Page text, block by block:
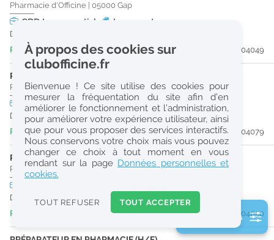
Réinitialiser
2
0
k
Consulter les offres de la France d'outre-mer
Pharmacie d'Officine 05000 Gap
CDD temps partiel Logement
Du 24/08/26 au 28/08/26
Publiée il y a 7 jour(s)
#204049
PHARMACIEN (H/F)
Pharmacie d'Officine|05000 Gap
CDD temps plein
Du 14/10/26 au 14/03/27
Publiée il y a 7 jour(s)
#204079
PHARMACIEN (H/F)
Pharmacie d'Officine 05000 Gap
Du 16/09/26 au 17/09/26
Publiée il y a 7 jour(s)
#204050
2 filtre(s) actifs
À propos des cookies sur
clubofficine.fr
Bienvenue ! Ce site utilise des cookies pour
mesurer la fréquentation du site afin d’en
améliorer le fonctionnement et l’administration,
pour améliorer votre expérience utilisateur, ainsi
que pour vous proposer des services interactifs.
Nous conservons votre choix mais vous pouvez
changer ce choix à tout moment en vous
rendant sur la page Données personnelles et
cookies.
TOUT REFUSER TOUT ACCEPTER